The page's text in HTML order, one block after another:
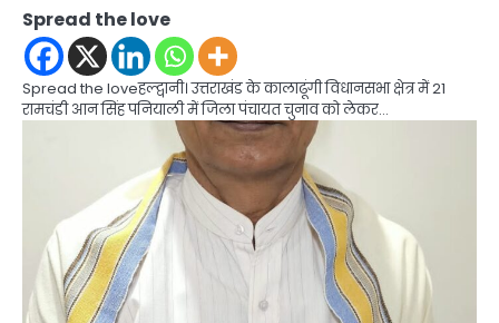
Spread the love
Spread the loveहल्द्वानी। उत्तराखंड के कालाढूंगी विधानसभा क्षेत्र में 21
रामचंडी आन सिंह पनियाली में जिला पंचायत चुनाव को लेकर…